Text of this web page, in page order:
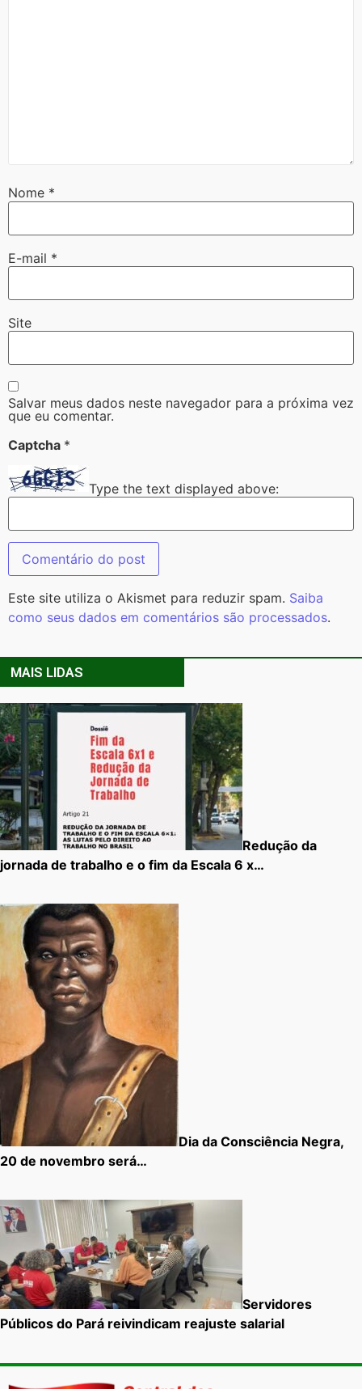
Nome *
E-mail *
Site
Salvar meus dados neste navegador para a próxima vez
que eu comentar.
Captcha *
Type the text displayed above:
Este site utiliza o Akismet para reduzir spam. Saiba
como seus dados em comentários são processados.
MAIS LIDAS
Redução da
jornada de trabalho e o fim da Escala 6 x…
Dia da Consciência Negra,
20 de novembro será…
Servidores
Públicos do Pará reivindicam reajuste salarial